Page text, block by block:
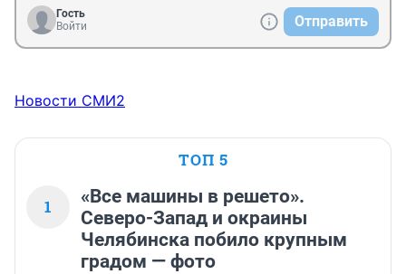
Гость
Войти
Отправить
Новости СМИ2
ТОП 5
1
«Все машины в решето».
Северо-Запад и окраины
Челябинска побило крупным
градом — фото